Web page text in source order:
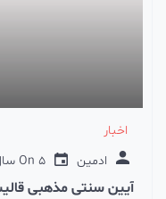
اخبار
ادمین
On 5 سال Ago
آیین سنتی مذهبی